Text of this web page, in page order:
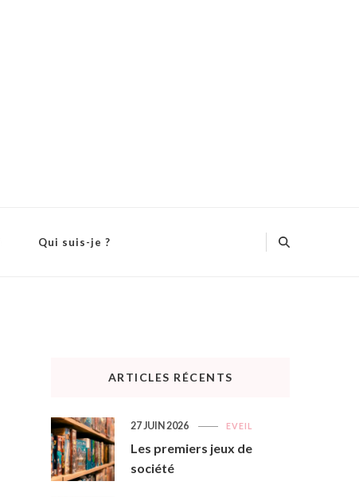
Qui suis-je ?
ARTICLES RÉCENTS
EVEIL
Les premiers jeux de
société
27 JUIN 2026